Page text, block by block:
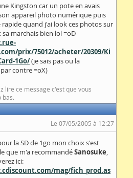
Kingston car un pote en avais
appareil photo numérique puis
rapide quand j'ai look ces photos sur
sa marchais bien lol =oD
prix/75012/acheter/20309/Ki
1Go/(je sais pas ou la
contre =oX)
lire ce message c'est que vous
bas.
Le 07/05/2005 à 12:27
la SD de 1go mon choix s'est
que m'a recommandéSanosuke,
ici:
mag/fich_prod.as